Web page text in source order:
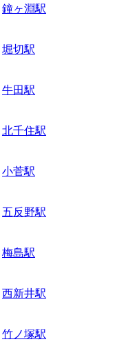
鐘ヶ淵駅
堀切駅
牛田駅
北千住駅
小菅駅
五反野駅
梅島駅
西新井駅
竹ノ塚駅